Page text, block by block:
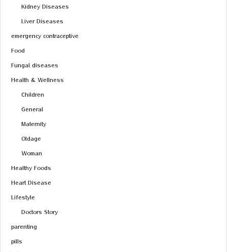
Kidney Diseases
Liver Diseases
emergency contraceptive
Food
Fungal diseases
Health & Wellness
Children
General
Maternity
Oldage
Woman
Healthy Foods
Heart Disease
Lifestyle
Doctors Story
parenting
pills